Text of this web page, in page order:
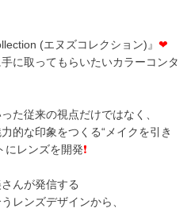
(エヌズコレクション)』 ❤
に取ってもらいたいカラーコンタ
た従来の視点だけではなく、
的な印象をつくる“メイクを引き
にレンズを開発❗
んが発信する
レンズデザインから、